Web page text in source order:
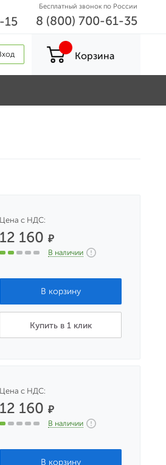
15
Бесплатный звонок по России
8 (800) 700-61-35
Корзина
Цена с НДС:
12 160₽
В наличии
Купить в 1 клик
Цена с НДС:
12 160₽
В наличии